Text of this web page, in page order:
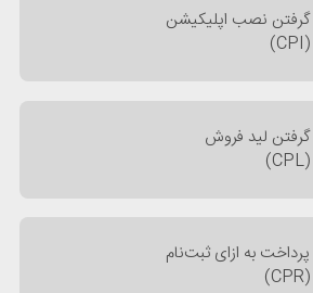
گرفتن نصب اپلیکیشن
(CPI)
گرفتن لید فروش
(CPL)
پرداخت به ازای ثبت‌نام
(CPR)